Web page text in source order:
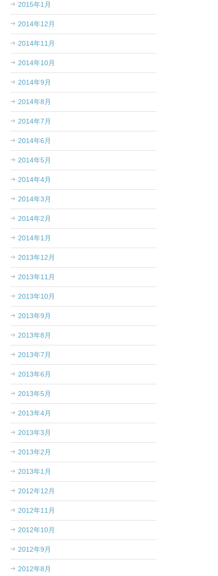
2015年1月
2014年12月
2014年11月
2014年10月
2014年9月
2014年8月
2014年7月
2014年6月
2014年5月
2014年4月
2014年3月
2014年2月
2014年1月
2013年12月
2013年11月
2013年10月
2013年9月
2013年8月
2013年7月
2013年6月
2013年5月
2013年4月
2013年3月
2013年2月
2013年1月
2012年12月
2012年11月
2012年10月
2012年9月
2012年8月